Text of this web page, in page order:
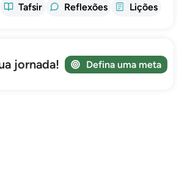
Tafsir Reflexões Lições
jornada! Defina uma meta